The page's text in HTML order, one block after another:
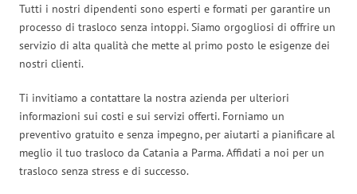
Tutti i nostri dipendenti sono esperti e formati per garantire un
processo di trasloco senza intoppi. Siamo orgogliosi di offrire un
servizio di alta qualità che mette al primo posto le esigenze dei
nostri clienti.
Ti invitiamo a contattare la nostra azienda per ulteriori
informazioni sui costi e sui servizi offerti. Forniamo un
preventivo gratuito e senza impegno, per aiutarti a pianificare al
meglio il tuo trasloco da Catania a Parma. Affidati a noi per un
trasloco senza stress e di successo.